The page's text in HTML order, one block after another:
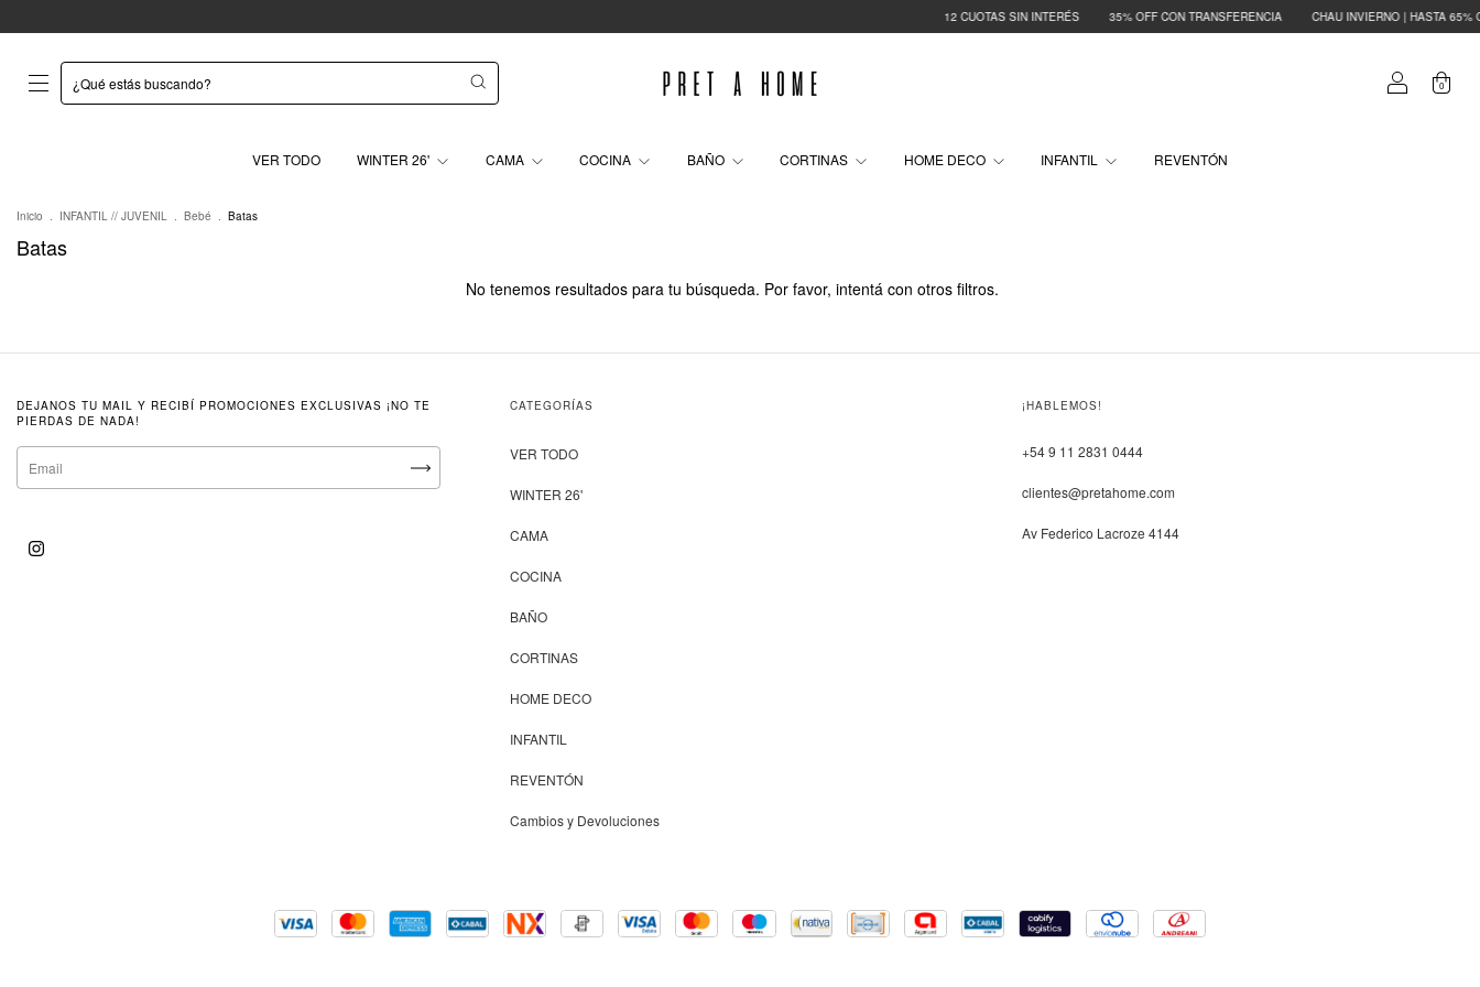
12 CUOTAS SIN INTERÉS 35% OFF CON TRANSFERENCIA CHAU INVIERNO | HASTA 65%
0
VER TODO WINTER 26' CAMA COCINA BAÑO CORTINAS HOME DECO INFANTIL REVENTÓN
Inicio . INFANTIL // JUVENIL . Bebé . Batas
Batas
No tenemos resultados para tu búsqueda. Por favor, intentá con otros filtros.
DEJANOS TU MAIL Y RECIBÍ PROMOCIONES EXCLUSIVAS ¡NO TE
PIERDAS DE NADA!
CATEGORÍAS
VER TODO
WINTER 26'
CAMA
COCINA
BAÑO
CORTINAS
HOME DECO
INFANTIL
REVENTÓN
Cambios y Devoluciones
¡HABLEMOS!
+54 9 11 2831 0444
clientes@pretahome.com
Av Federico Lacroze 4144